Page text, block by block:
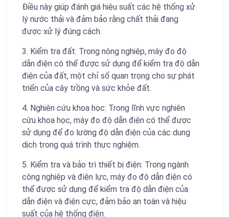
Điều này giúp đánh giá hiệu suất các hệ thống xử
lý nước thải và đảm bảo rằng chất thải đang
được xử lý đúng cách.
3. Kiểm tra đất: Trong nông nghiệp, máy đo độ
dẫn điện có thể được sử dụng để kiểm tra độ dẫn
điện của đất, một chỉ số quan trọng cho sự phát
triển của cây trồng và sức khỏe đất.
4. Nghiên cứu khoa học: Trong lĩnh vực nghiên
cứu khoa học, máy đo độ dẫn điện có thể được
sử dụng để đo lường độ dẫn điện của các dung
dịch trong quá trình thực nghiệm.
5. Kiểm tra và bảo trì thiết bị điện: Trong ngành
công nghiệp và điện lực, máy đo độ dẫn điện có
thể được sử dụng để kiểm tra độ dẫn điện của
dẫn điện và điện cực, đảm bảo an toàn và hiệu
suất của hệ thống điện.